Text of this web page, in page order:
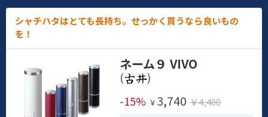
シャチハタはとても長持ち。せっかく買うなら良いもの
を！
ネーム９ VIVO
(
)
-15% ￥ 3,740 ￥4,400